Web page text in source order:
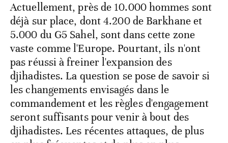
Actuellement, près de 10.000 hommes sont
déjà sur place, dont 4.200 de Barkhane et
5.000 du G5 Sahel, sont dans cette zone
vaste comme l'Europe. Pourtant, ils n'ont
pas réussi à freiner l'expansion des
djihadistes. La question se pose de savoir si
les changements envisagés dans le
commandement et les règles d'engagement
seront suffisants pour venir à bout des
djihadistes. Les récentes attaques, de plus